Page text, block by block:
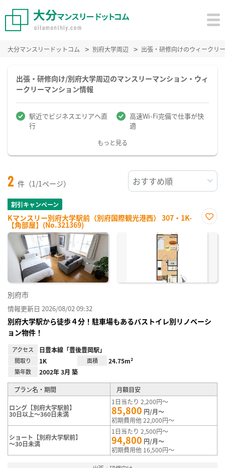
大分マンスリードットコム 別府大学周辺 出張・研修向けのウィークリ
出張・研修向け/別府大学周辺のマンスリーマンション・ウィ
ークリーマンション情報
駅近でビジネスエリアへ直
行
高速Wi-Fi完備で仕事が快
適
もっと見る
2 件（1/1ページ）
割引キャンペーン
Kマンスリー別府大学駅前（別府国際観光港西） 307・1K-
【角部屋】(No.321369)
に入
別府市
情報更新日 2026/08/02 09:32
別府大学駅から徒歩４分！駐車場もあるバストイレ別リノベーシ
ョン物件！
アクセス 日豊本線「豊後豊岡駅」
間取り 1K 面積 24.75m²
築年数 2002年 3月 築
プラン名・期間 月額目安
ロング【別府大学駅前】
30日以上～360日未満
1日当たり 2,200円～
85,800 円/月～
初期費用他 22,000円～
ショート【別府大学駅前】
～30日未満
1日当たり 2,500円～
94,800 円/月～
初期費用他 16,500円～